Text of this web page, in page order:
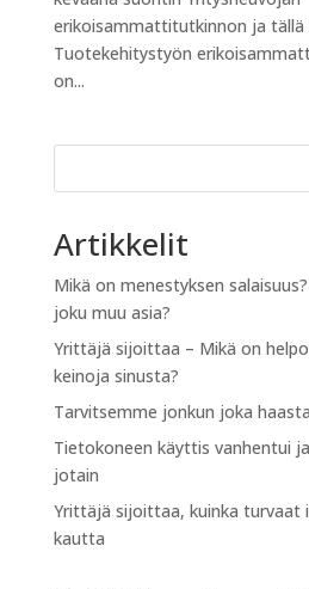
erikoisammattitutkinnon ja tällä
Tuotekehitystyön
on...
Artikkelit
Mikä on menestyksen
joku muu asia?
Yrittäjä sijoittaa – Mikä on
keinoja sinusta?
Tarvitsemme jonkun joka
Tietokoneen käyttis vanhentui
jotain
Yrittäjä sijoittaa, kuinka turvaat
kautta